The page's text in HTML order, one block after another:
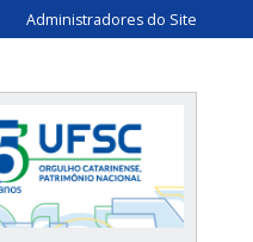
Administradores do Site